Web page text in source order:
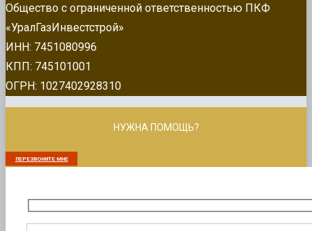
Общество с ограниченной ответственностью ПКФ
«УралГазИнвестстрой»
ИНН: 7451080996
КПП: 745101001
ОГРН: 1027402928310
НУЖНА ПОМОЩЬ?
ПЕРЕЗВОНИТЕ МНЕ